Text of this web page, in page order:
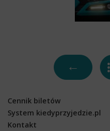
←
Cennik biletów
System kiedyprzyjedzie.pl
Kontakt